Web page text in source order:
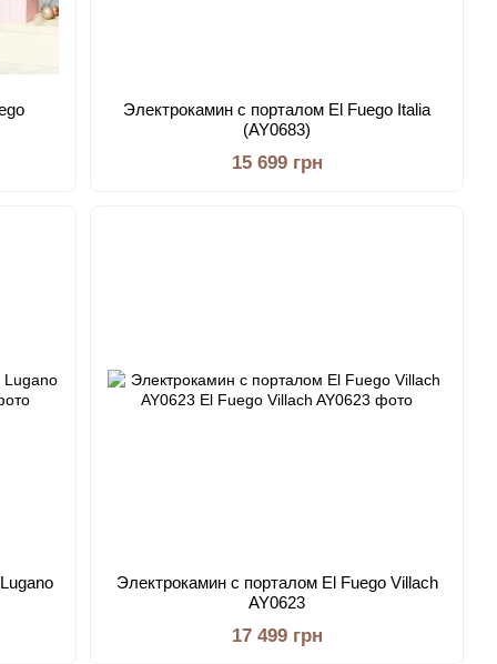
Электрокамин с порталом El Fuego Italia
(AY0683)
15 699 грн
Электрокамин с порталом El Fuego Villach
AY0623
17 499 грн